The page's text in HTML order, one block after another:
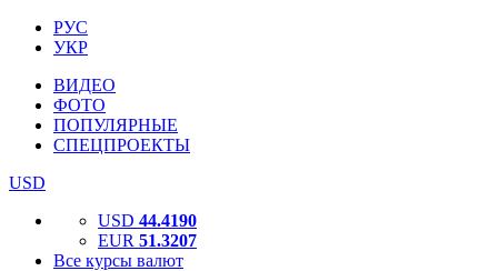
РУС
УКР
ВИДЕО
ФОТО
ПОПУЛЯРНЫЕ
СПЕЦПРОЕКТЫ
USD
USD 44.4190
EUR 51.3207
Все курсы валют